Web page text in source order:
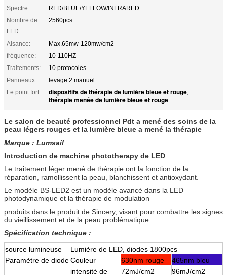
Spectre:
RED/BLUE/YELLOW/INFRARED
Nombre de
LED:
2560pcs
Aisance:
Max.65mw-120mw/cm2
fréquence:
10-110HZ
Traitements:
10 protocoles
Panneaux:
levage 2 manuel
Le point fort:
dispositifs de thérapie de lumière bleue et rouge,
thérapie menée de lumière bleue et rouge
Le salon de beauté professionnel Pdt a mené des soins de la
peau légers rouges et la lumière bleue a mené la thérapie
Marque : Lumsail
Introduction de machine phototherapy de LED
Le traitement léger mené de thérapie ont la fonction de la
réparation, ramollissent la peau, blanchissent et antioxydant.
Le modèle BS-LED2 est un modèle avancé dans la LED
photodynamique et la thérapie de modulation
produits dans le produit de Sincery, visant pour combattre les signes
du vieillissement et de la peau problématique.
Spécification technique :
source lumineuse
Lumière de LED, diodes 1800pcs
Paramètre de diodeCouleur 630nm rouge
465nm bleu
intensité de
72mJ/cm2 96mJ/cm2